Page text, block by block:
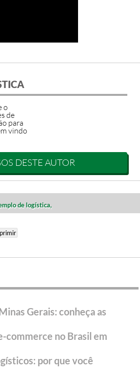
o
de
para
vindo
DESTE AUTOR
de logística,
Gerais: conheça as
commerce no Brasil em
por que você